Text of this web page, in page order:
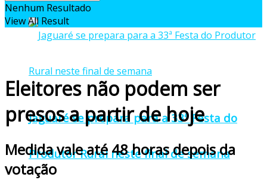
Jaguaré se prepara para a 33ª Festa do
Produtor Rural neste final de semana
Nenhum Resultado
View All Result
Eleitores não podem ser
presos a partir de hoje
Medida vale até 48 horas depois da
votação